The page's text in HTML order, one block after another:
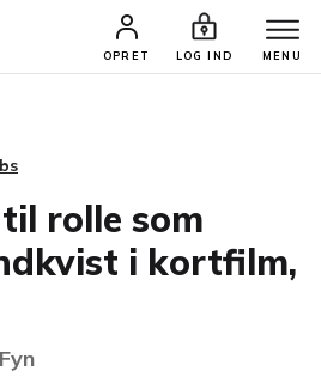
OPRET LOG IND MENU
JOBS SØG PROFIL
rolle som
i kortfilm,